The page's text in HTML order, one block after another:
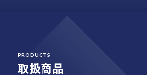
PRODUCTS
取扱商品